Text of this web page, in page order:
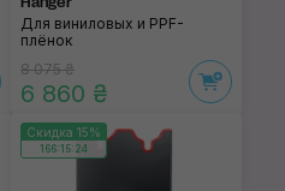
Для виниловых и PPF-
плёнок
8 075 ₴
6 860 ₴
Скидка 15%
166:15:24